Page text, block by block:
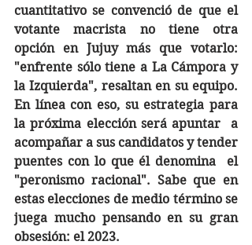
cuantitativo se convenció de que el
votante macrista no tiene otra
opción en Jujuy más que votarlo:
"enfrente sólo tiene a La Cámpora y
la Izquierda", resaltan en su equipo.
En línea con eso, su estrategia para
la próxima elección será apuntar  a
acompañar a sus candidatos y tender
puentes con lo que él denomina  el
"peronismo racional". Sabe que en
estas elecciones de medio término se
juega mucho pensando en su gran
obsesión: el 2023.